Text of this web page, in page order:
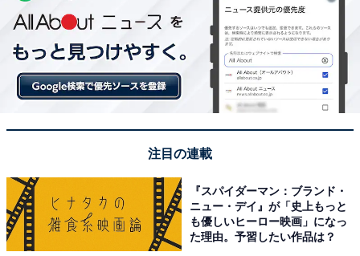
基本的には取り外し操作をした方が安全
「高パフォーマンス」で使っている場合や、そうでなく
とも絶対に問題なく取り外したい場合、エクスプローラ
ーなどから「ハードウェアの安全な取り外し」の操作を
行い、それから取り外し操作をするのが安全です。コピ
ー操作などが終わっていても、別のソフトなどでUSBメ
もあるためです。
他にも、いきなり抜くことに対応していないOSで、いつ
注目の連載
『スパイダーマン：ブランド・
ニュー・デイ』が「史上もっと
も優しいヒーロー映画」になっ
た理由。予習したい作品は？